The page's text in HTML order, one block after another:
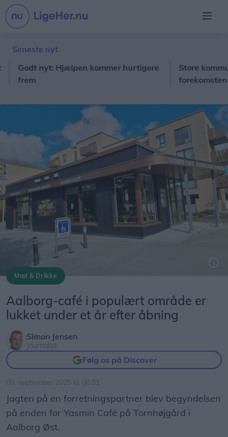
Seneste nyt
nyt: Hjælpen kommer hurtigere
Store kommunale
forekomsten af
Mad & Drikke
Aalborg-café i populært område er
lukket under et år efter åbning
Simon Jensen
Journalist
Følg os på Discover
09. september 2025 kl. 06.01
Jagten på en forretningspartner blev begyndelsen
på enden for Yasmin Café på Tornhøjgård i
Aalborg Øst.